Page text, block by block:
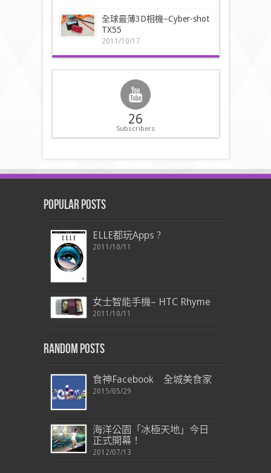
全球最薄3D相機–Cyber-shot
TX55
2011/10/17
26
Subscribers
Popular Posts
ELLE都玩Apps ?
2011/10/11
女士智能手機– HTC Rhyme
2011/10/11
Random Posts
食神Facebook 全城美食家
2015/05/29
海洋公園「冰極天地」今日
正式開幕！
2012/07/13